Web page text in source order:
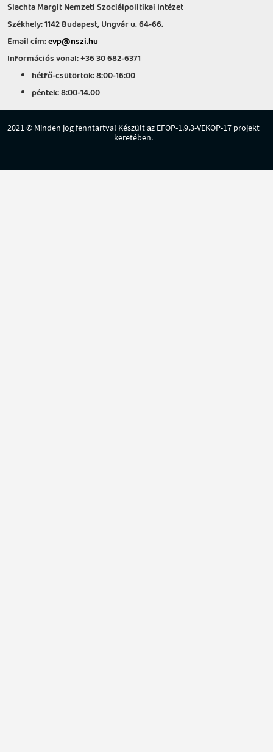
Slachta Margit Nemzeti Szociálpolitikai Intézet
Székhely: 1142 Budapest, Ungvár u. 64-66.
Email cím:evp@nszi.hu
Információs vonal: +36 30 682-6371
hétfő-csütörtök: 8:00-16:00
péntek: 8:00-14.00
2021 © Minden jog fenntartva! Készült az EFOP-1.9.3-VEKOP-17 projekt
keretében.